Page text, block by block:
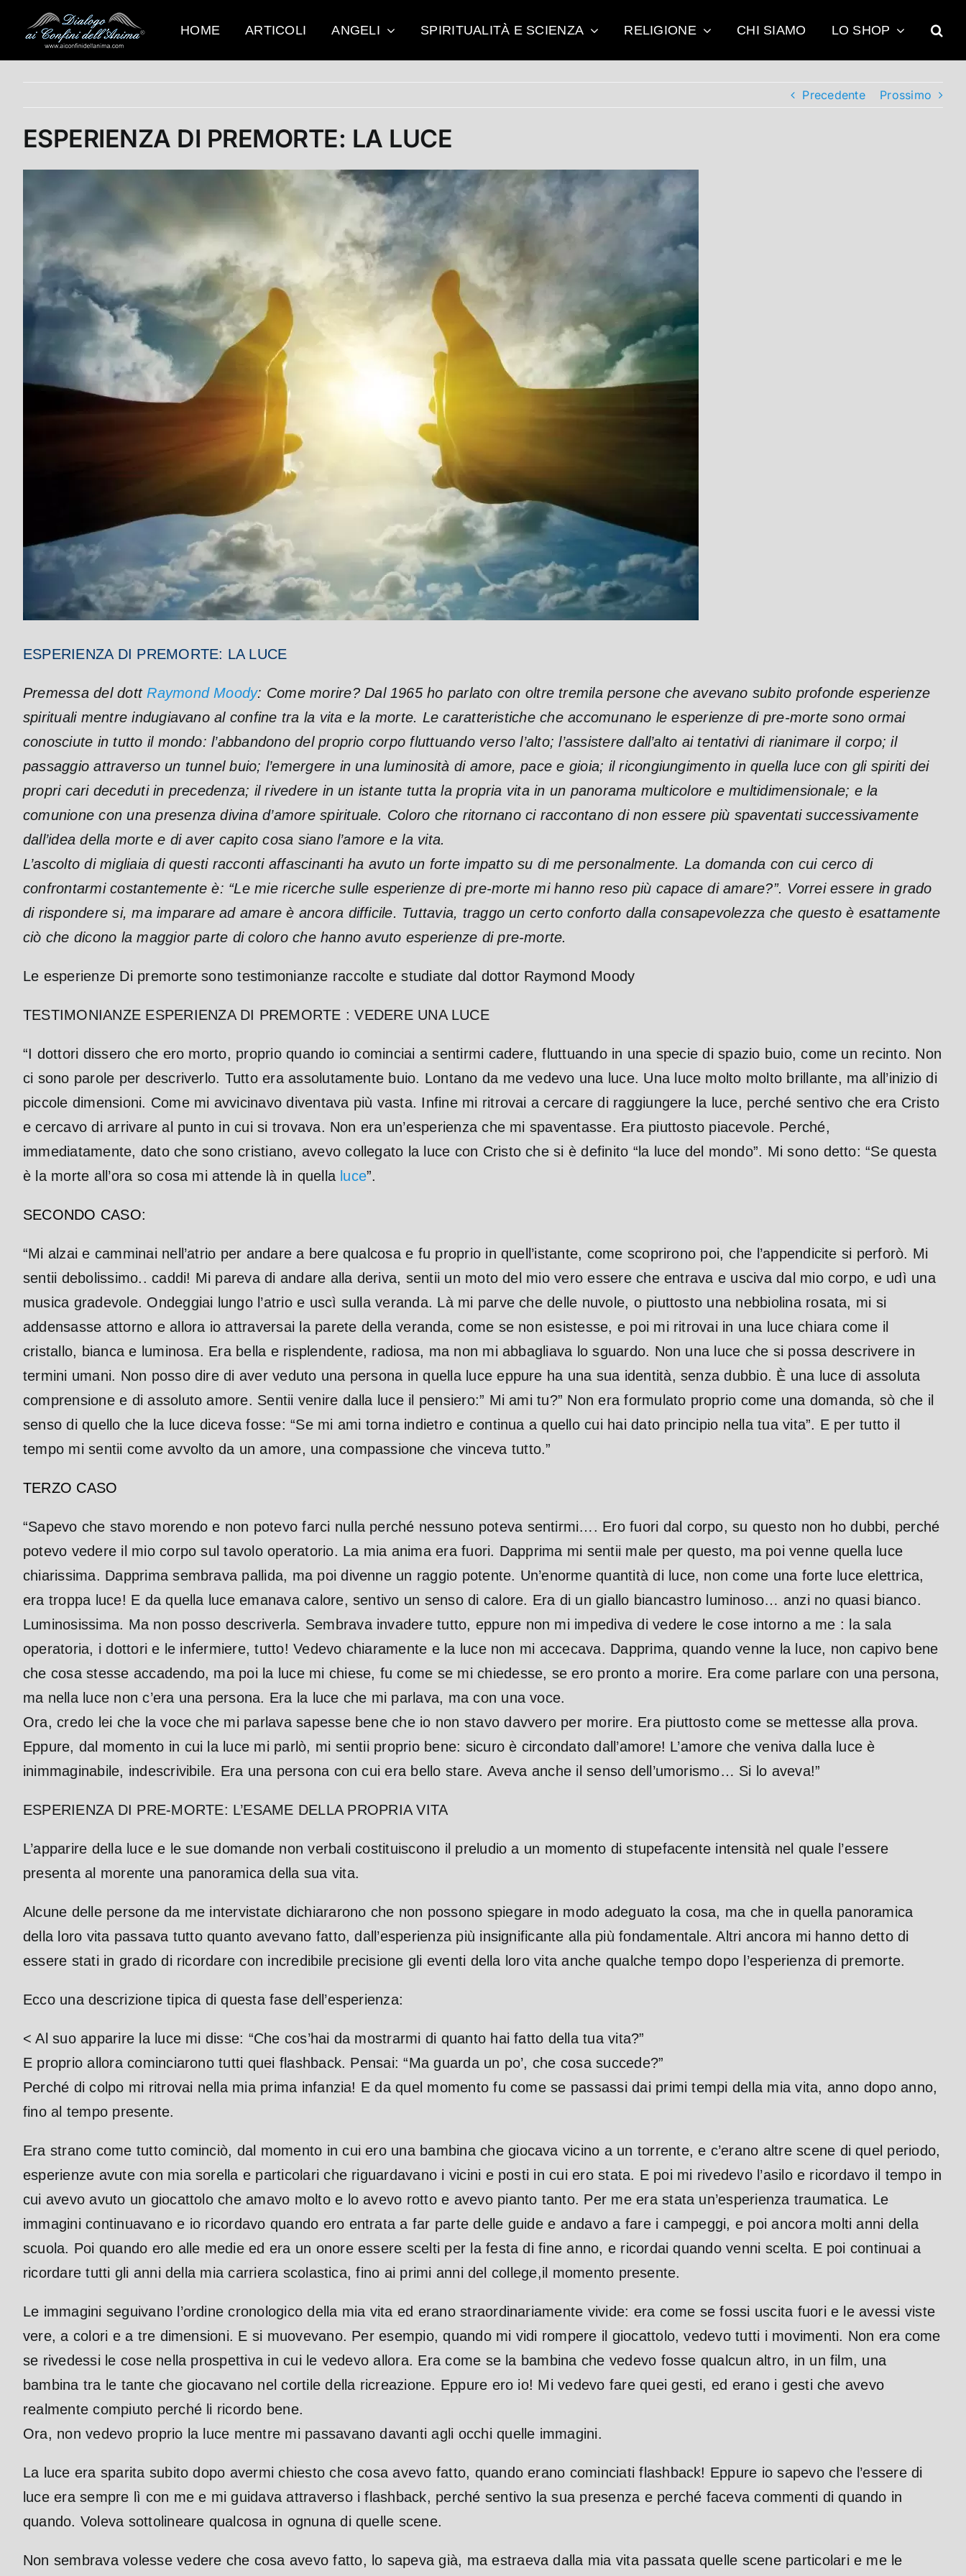
contenuto
HOME ARTICOLI ANGELI SPIRITUALITÀ E SCIENZA RELIGIONE CHI SIAMO LO SHOP
Precedente Prossimo
ESPERIENZA DI PREMORTE: LA LUCE
ESPERIENZA DI PREMORTE: LA LUCE
Premessa del dott Raymond Moody: Come morire? Dal 1965 ho parlato con oltre tremila persone che avevano subito profonde esperienze
spirituali mentre indugiavano al confine tra la vita e la morte. Le caratteristiche che accomunano le esperienze di pre-morte sono ormai
conosciute in tutto il mondo: l’abbandono del proprio corpo fluttuando verso l’alto; l’assistere dall’alto ai tentativi di rianimare il corpo; il
passaggio attraverso un tunnel buio; l’emergere in una luminosità di amore, pace e gioia; il ricongiungimento in quella luce con gli spiriti dei
propri cari deceduti in precedenza; il rivedere in un istante tutta la propria vita in un panorama multicolore e multidimensionale; e la
comunione con una presenza divina d’amore spirituale. Coloro che ritornano ci raccontano di non essere più spaventati successivamente
dall’idea della morte e di aver capito cosa siano l’amore e la vita.
L’ascolto di migliaia di questi racconti affascinanti ha avuto un forte impatto su di me personalmente. La domanda con cui cerco di
confrontarmi costantemente è: “Le mie ricerche sulle esperienze di pre-morte mi hanno reso più capace di amare?”. Vorrei essere in grado
di rispondere si, ma imparare ad amare è ancora difficile. Tuttavia, traggo un certo conforto dalla consapevolezza che questo è esattamente
ciò che dicono la maggior parte di coloro che hanno avuto esperienze di pre-morte.
Le esperienze Di premorte sono testimonianze raccolte e studiate dal dottor Raymond Moody
TESTIMONIANZE ESPERIENZA DI PREMORTE : VEDERE UNA LUCE
“I dottori dissero che ero morto, proprio quando io cominciai a sentirmi cadere, fluttuando in una specie di spazio buio, come un recinto. Non
ci sono parole per descriverlo. Tutto era assolutamente buio. Lontano da me vedevo una luce. Una luce molto molto brillante, ma all’inizio di
piccole dimensioni. Come mi avvicinavo diventava più vasta. Infine mi ritrovai a cercare di raggiungere la luce, perché sentivo che era Cristo
e cercavo di arrivare al punto in cui si trovava. Non era un’esperienza che mi spaventasse. Era piuttosto piacevole. Perché,
immediatamente, dato che sono cristiano, avevo collegato la luce con Cristo che si è definito “la luce del mondo”. Mi sono detto: “Se questa
è la morte all’ora so cosa mi attende là in quella luce”.
SECONDO CASO:
“Mi alzai e camminai nell’atrio per andare a bere qualcosa e fu proprio in quell’istante, come scoprirono poi, che l’appendicite si perforò. Mi
sentii debolissimo.. caddi! Mi pareva di andare alla deriva, sentii un moto del mio vero essere che entrava e usciva dal mio corpo, e udì una
musica gradevole. Ondeggiai lungo l’atrio e uscì sulla veranda. Là mi parve che delle nuvole, o piuttosto una nebbiolina rosata, mi si
addensasse attorno e allora io attraversai la parete della veranda, come se non esistesse, e poi mi ritrovai in una luce chiara come il
cristallo, bianca e luminosa. Era bella e risplendente, radiosa, ma non mi abbagliava lo sguardo. Non una luce che si possa descrivere in
termini umani. Non posso dire di aver veduto una persona in quella luce eppure ha una sua identità, senza dubbio. È una luce di assoluta
comprensione e di assoluto amore. Sentii venire dalla luce il pensiero:” Mi ami tu?” Non era formulato proprio come una domanda, sò che il
senso di quello che la luce diceva fosse: “Se mi ami torna indietro e continua a quello cui hai dato principio nella tua vita”. E per tutto il
tempo mi sentii come avvolto da un amore, una compassione che vinceva tutto.”
TERZO CASO
“Sapevo che stavo morendo e non potevo farci nulla perché nessuno poteva sentirmi…. Ero fuori dal corpo, su questo non ho dubbi, perché
potevo vedere il mio corpo sul tavolo operatorio. La mia anima era fuori. Dapprima mi sentii male per questo, ma poi venne quella luce
chiarissima. Dapprima sembrava pallida, ma poi divenne un raggio potente. Un’enorme quantità di luce, non come una forte luce elettrica,
era troppa luce! E da quella luce emanava calore, sentivo un senso di calore. Era di un giallo biancastro luminoso… anzi no quasi bianco.
Luminosissima. Ma non posso descriverla. Sembrava invadere tutto, eppure non mi impediva di vedere le cose intorno a me : la sala
operatoria, i dottori e le infermiere, tutto! Vedevo chiaramente e la luce non mi accecava. Dapprima, quando venne la luce, non capivo bene
che cosa stesse accadendo, ma poi la luce mi chiese, fu come se mi chiedesse, se ero pronto a morire. Era come parlare con una persona,
ma nella luce non c’era una persona. Era la luce che mi parlava, ma con una voce.
Ora, credo lei che la voce che mi parlava sapesse bene che io non stavo davvero per morire. Era piuttosto come se mettesse alla prova.
Eppure, dal momento in cui la luce mi parlò, mi sentii proprio bene: sicuro è circondato dall’amore! L’amore che veniva dalla luce è
inimmaginabile, indescrivibile. Era una persona con cui era bello stare. Aveva anche il senso dell’umorismo… Si lo aveva!”
ESPERIENZA DI PRE-MORTE: L’ESAME DELLA PROPRIA VITA
L’apparire della luce e le sue domande non verbali costituiscono il preludio a un momento di stupefacente intensità nel quale l’essere
presenta al morente una panoramica della sua vita.
Alcune delle persone da me intervistate dichiararono che non possono spiegare in modo adeguato la cosa, ma che in quella panoramica
della loro vita passava tutto quanto avevano fatto, dall’esperienza più insignificante alla più fondamentale. Altri ancora mi hanno detto di
essere stati in grado di ricordare con incredibile precisione gli eventi della loro vita anche qualche tempo dopo l’esperienza di premorte.
Ecco una descrizione tipica di questa fase dell’esperienza:
< Al suo apparire la luce mi disse: “Che cos’hai da mostrarmi di quanto hai fatto della tua vita?”
E proprio allora cominciarono tutti quei flashback. Pensai: “Ma guarda un po’, che cosa succede?”
Perché di colpo mi ritrovai nella mia prima infanzia! E da quel momento fu come se passassi dai primi tempi della mia vita, anno dopo anno,
fino al tempo presente.
Era strano come tutto cominciò, dal momento in cui ero una bambina che giocava vicino a un torrente, e c’erano altre scene di quel periodo,
esperienze avute con mia sorella e particolari che riguardavano i vicini e posti in cui ero stata. E poi mi rivedevo l’asilo e ricordavo il tempo in
cui avevo avuto un giocattolo che amavo molto e lo avevo rotto e avevo pianto tanto. Per me era stata un’esperienza traumatica. Le
immagini continuavano e io ricordavo quando ero entrata a far parte delle guide e andavo a fare i campeggi, e poi ancora molti anni della
scuola. Poi quando ero alle medie ed era un onore essere scelti per la festa di fine anno, e ricordai quando venni scelta. E poi continuai a
ricordare tutti gli anni della mia carriera scolastica, fino ai primi anni del college,il momento presente.
Le immagini seguivano l’ordine cronologico della mia vita ed erano straordinariamente vivide: era come se fossi uscita fuori e le avessi viste
vere, a colori e a tre dimensioni. E si muovevano. Per esempio, quando mi vidi rompere il giocattolo, vedevo tutti i movimenti. Non era come
se rivedessi le cose nella prospettiva in cui le vedevo allora. Era come se la bambina che vedevo fosse qualcun altro, in un film, una
bambina tra le tante che giocavano nel cortile della ricreazione. Eppure ero io! Mi vedevo fare quei gesti, ed erano i gesti che avevo
realmente compiuto perché li ricordo bene.
Ora, non vedevo proprio la luce mentre mi passavano davanti agli occhi quelle immagini.
La luce era sparita subito dopo avermi chiesto che cosa avevo fatto, quando erano cominciati flashback! Eppure io sapevo che l’essere di
luce era sempre lì con me e mi guidava attraverso i flashback, perché sentivo la sua presenza e perché faceva commenti di quando in
quando. Voleva sottolineare qualcosa in ognuna di quelle scene.
Non sembrava volesse vedere che cosa avevo fatto, lo sapeva già, ma estraeva dalla mia vita passata quelle scene particolari e me le